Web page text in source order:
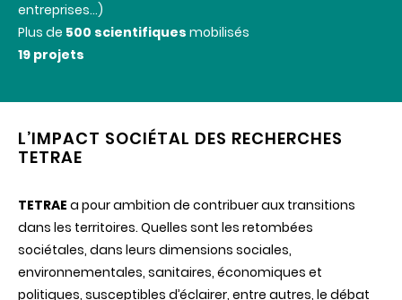
entreprises…)
Plus de 500 scientifiques mobilisés
19 projets
L’IMPACT SOCIÉTAL DES RECHERCHES
TETRAE
TETRAE a pour ambition de contribuer aux transitions
dans les territoires. Quelles sont les retombées
sociétales, dans leurs dimensions sociales,
environnementales, sanitaires, économiques et
politiques, susceptibles d’éclairer, entre autres, le débat